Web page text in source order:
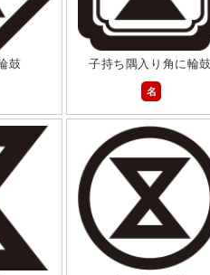
鼓
子持ち隅入り角に輪鼓
名